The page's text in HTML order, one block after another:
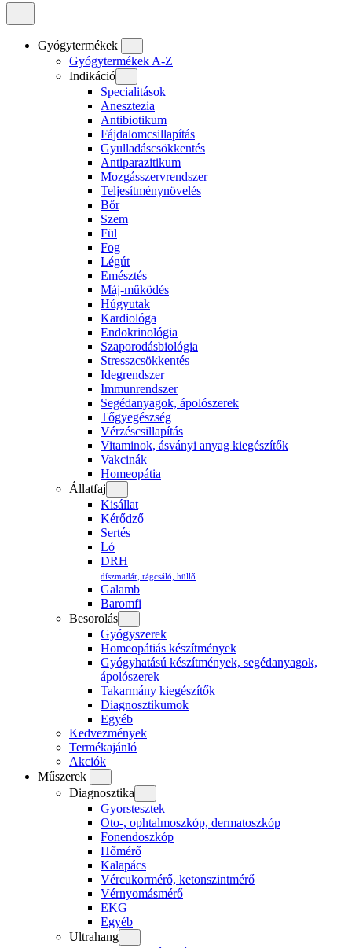
Gyógytermékek
Gyógytermékek A-Z
Indikáció
Specialitások
Anesztezia
Antibiotikum
Fájdalomcsillapítás
Gyulladáscsökkentés
Antiparazitikum
Mozgásszervrendszer
Teljesítménynövelés
Bőr
Szem
Fül
Fog
Légút
Emésztés
Máj-működés
Húgyutak
Kardiológa
Endokrinológia
Szaporodásbiológia
Stresszcsökkentés
Idegrendszer
Immunrendszer
Segédanyagok, ápolószerek
Tőgyegészség
Vérzéscsillapítás
Vitaminok, ásványi anyag kiegészítők
Vakcinák
Homeopátia
Állatfaj
Kisállat
Kérődző
Sertés
Ló
DRH
díszmadár, rágcsáló, hüllő
Galamb
Baromfi
Besorolás
Gyógyszerek
Homeopátiás készítmények
Gyógyhatású készítmények, segédanyagok,
ápolószerek
Takarmány kiegészítők
Diagnosztikumok
Egyéb
Kedvezmények
Termékajánló
Akciók
Műszerek
Diagnosztika
Gyorstesztek
Oto-, ophtalmoszkóp, dermatoszkóp
Fonendoszkóp
Hőmérő
Kalapács
Vércukormérő, ketonszintmérő
Vérnyomásmérő
EKG
Egyéb
Ultrahang